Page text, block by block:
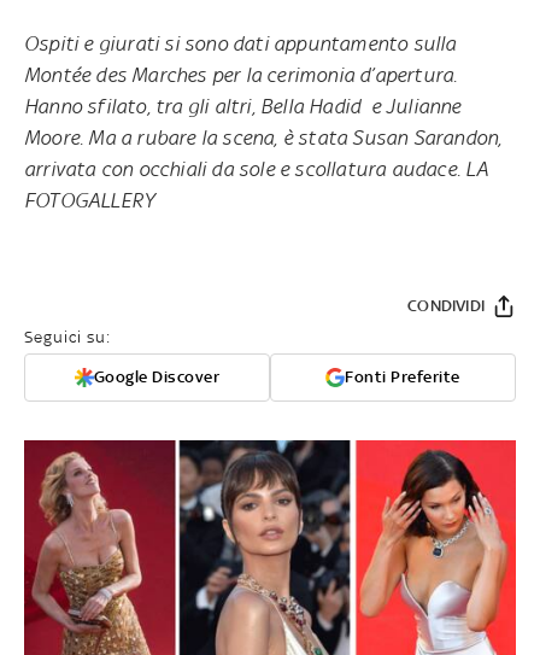
Ospiti e giurati si sono dati appuntamento sulla
Montée des Marches per la cerimonia d’apertura.
Hanno sfilato, tra gli altri, Bella Hadid e Julianne
Moore. Ma a rubare la scena, è stata Susan Sarandon,
arrivata con occhiali da sole e scollatura audace. LA
FOTOGALLERY
Seguici su:
Google Discover Fonti Preferite
CONDIVIDI